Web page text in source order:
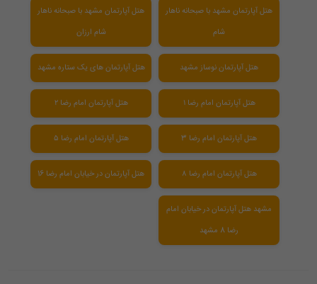
هتل آپارتمان مشهد با صبحانه ناهار
شام
هتل آپارتمان مشهد با صبحانه ناهار
شام ارزان
هتل آپارتمان نوساز مشهد هتل آپارتمان های یک ستاره مشهد
هتل آپارتمان امام رضا ۱ هتل آپارتمان امام رضا ۲
هتل آپارتمان امام رضا 3 هتل آپارتمان امام رضا ۵
هتل آپارتمان امام رضا ۸ هتل آپارتمان در خیابان امام رضا 16
مشهد هتل آپارتمان در خیابان امام
رضا 8 مشهد